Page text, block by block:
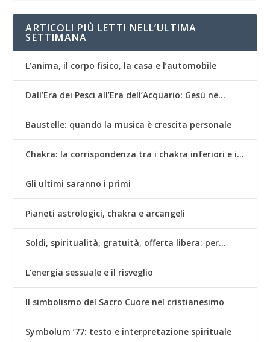
ARTICOLI PIÙ LETTI NELL’ULTIMA
SETTIMANA
L’anima, il corpo fisico, la casa e l’automobile
Dall’Era dei Pesci all’Era dell’Acquario: Gesù ne…
Baustelle: quando la musica è crescita personale
Chakra: la corrispondenza tra i chakra inferiori e i…
Gli ultimi saranno i primi
Pianeti astrologici, chakra e arcangeli
Soldi, spiritualità, gratuità, offerta libera: per…
L’energia sessuale e il risveglio
Il simbolismo del Sacro Cuore nel cristianesimo
Symbolum ‘77: testo e interpretazione spirituale